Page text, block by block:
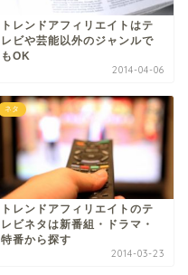
トレンドアフィリエイトはテ
レビや芸能以外のジャンルで
もOK
2014-04-06
ネタ
トレンドアフィリエイトのテ
レビネタは新番組・ドラマ・
特番から探す
2014-03-23